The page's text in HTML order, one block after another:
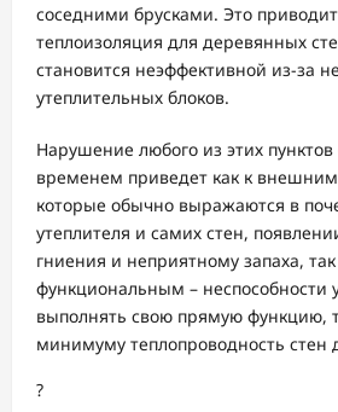
соседними брусками. Это
теплоизоляция для деревянных
становится неэффективной из-за
утеплительных блоков.
Нарушение любого из этих пунктов
временем приведет как к
которые обычно выражаются в
утеплителя и самих стен,
гниения и неприятному запаха,
функциональным – неспособности
выполнять свою прямую функцию,
минимуму теплопроводность стен
?